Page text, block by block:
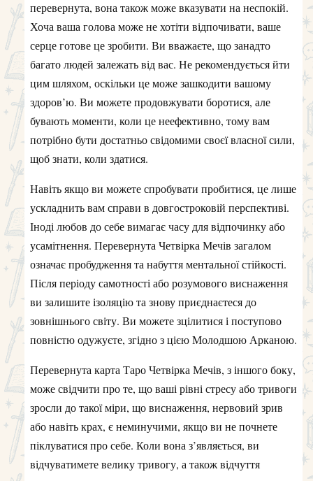
перевернута, вона також може вказувати на неспокій.
Хоча ваша голова може не хотіти відпочивати, ваше
серце готове це зробити. Ви вважаєте, що занадто
багато людей залежать від вас. Не рекомендується йти
цим шляхом, оскільки це може зашкодити вашому
здоров’ю. Ви можете продовжувати боротися, але
бувають моменти, коли це неефективно, тому вам
потрібно бути достатньо свідомими своєї власної сили,
щоб знати, коли здатися.
Навіть якщо ви можете спробувати пробитися, це лише
ускладнить вам справи в довгостроковій перспективі.
Іноді любов до себе вимагає часу для відпочинку або
усамітнення. Перевернута Четвірка Мечів загалом
означає пробудження та набуття ментальної стійкості.
Після періоду самотності або розумового виснаження
ви залишите ізоляцію та знову приєднаєтеся до
зовнішнього світу. Ви можете зцілитися і поступово
повністю одужуєте, згідно з цією Молодшою Арканою.
Перевернута карта Таро Четвірка Мечів, з іншого боку,
може свідчити про те, що ваші рівні стресу або тривоги
зросли до такої міри, що виснаження, нервовий зрив
або навіть крах, є неминучими, якщо ви не почнете
піклуватися про себе. Коли вона з’являється, ви
відчуватимете велику тривогу, а також відчуття